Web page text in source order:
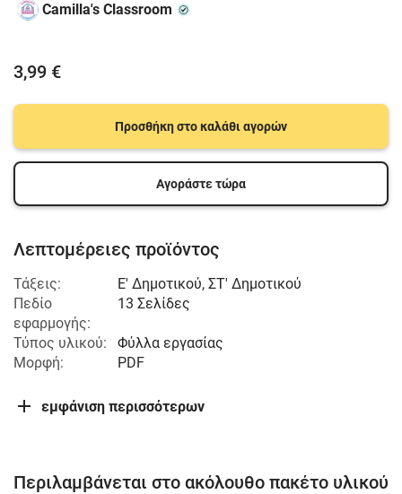
Camilla's Classroom
3,99 €
Προσθήκη στο καλάθι αγορών
Αγοράστε τώρα
Λεπτομέρειες προϊόντος
Τάξεις: Ε' Δημοτικού, ΣΤ' Δημοτικού
Πεδίο
εφαρμογής:
13 Σελίδες
Τύπος υλικού:
Φύλλα εργασίας
Μορφή:
PDF
εμφάνιση περισσότερων
Περιλαμβάνεται στο ακόλουθο πακέτο υλικού